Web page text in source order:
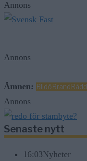
Annons
Annons
Ämnen: BlidöBrand
Annons
Senaste nytt
16:03Nyheter